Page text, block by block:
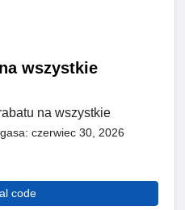
wszystkie
na wszystkie
czerwiec 30, 2026
code